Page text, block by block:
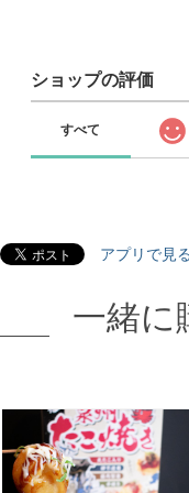
ショップの評価
すべて
アプリで見る
一緒に